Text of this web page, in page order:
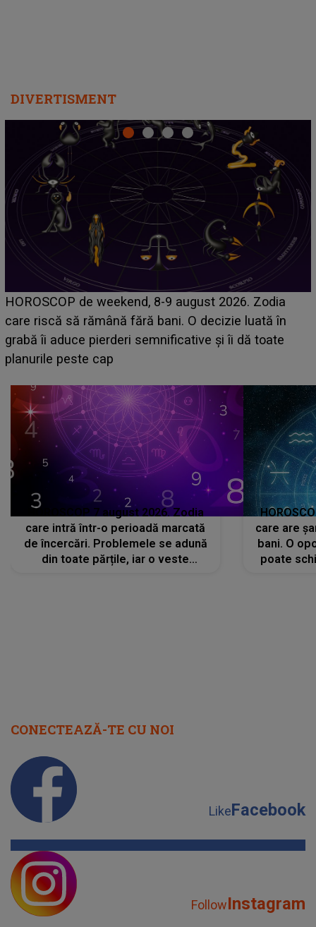
DIVERTISMENT
Emanuel a ținut ACEST DETALIU ASCUNS până
acum! În fața Alexandrei, concurentul din Casa Iubirii
face o MĂRTURISIRE NEAȘTEPTATĂ despre mama
sa: "I-am spus și ei în față, eu nu te iubesc pentru
HOROSCOP 7 august 2026. Zodia
care intră într-o perioadă marcată
de încercări. Problemele se adună
din toate părțile, iar o veste
care are
bani. O
poate
CONECTEAZĂ-TE CU NOI
LikeFacebook
FollowInstagram